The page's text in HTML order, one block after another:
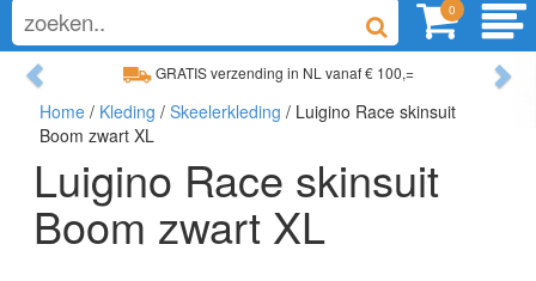
0
GRATIS verzending in NL vanaf € 100,=
Ruim assortiment, altijd wat naar wens!
Previous
Home / Kleding / Skeelerkleding / Luigino Race skinsuit
Boom zwart XL
Luigino Race skinsuit
Boom zwart XL